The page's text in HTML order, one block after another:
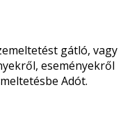
gátló, vagy
eseményekről
Adót.